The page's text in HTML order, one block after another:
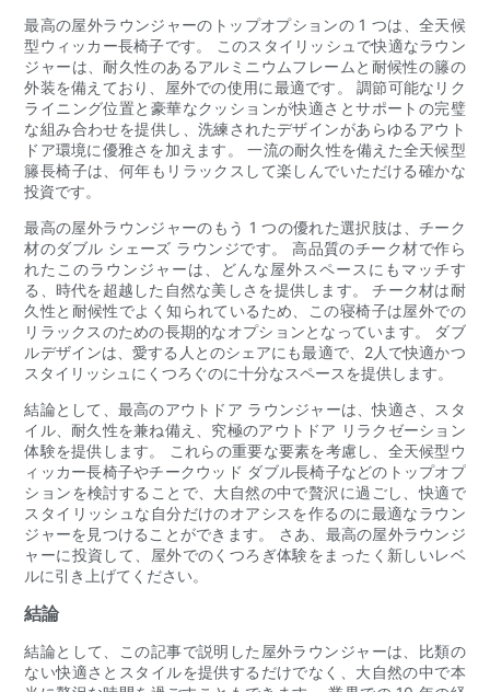
最高の屋外ラウンジャーのトップオプションの 1 つは、全天候
型ウィッカー長椅子です。 このスタイリッシュで快適なラウン
ジャーは、耐久性のあるアルミニウムフレームと耐候性の籐の
外装を備えており、屋外での使用に最適です。 調節可能なリク
ライニング位置と豪華なクッションが快適さとサポートの完璧
な組み合わせを提供し、洗練されたデザインがあらゆるアウト
ドア環境に優雅さを加えます。 一流の耐久性を備えた全天候型
籐長椅子は、何年もリラックスして楽しんでいただける確かな
投資です。
最高の屋外ラウンジャーのもう 1 つの優れた選択肢は、チーク
材のダブル シェーズ ラウンジです。 高品質のチーク材で作ら
れたこのラウンジャーは、どんな屋外スペースにもマッチす
る、時代を超越した自然な美しさを提供します。 チーク材は耐
久性と耐候性でよく知られているため、この寝椅子は屋外での
リラックスのための長期的なオプションとなっています。 ダブ
ルデザインは、愛する人とのシェアにも最適で、2人で快適かつ
スタイリッシュにくつろぐのに十分なスペースを提供します。
結論として、最高のアウトドア ラウンジャーは、快適さ、スタ
イル、耐久性を兼ね備え、究極のアウトドア リラクゼーション
体験を提供します。 これらの重要な要素を考慮し、全天候型ウ
ィッカー長椅子やチークウッド ダブル長椅子などのトップオプ
ションを検討することで、大自然の中で贅沢に過ごし、快適で
スタイリッシュな自分だけのオアシスを作るのに最適なラウン
ジャーを見つけることができます。 さあ、最高の屋外ラウンジ
ャーに投資して、屋外でのくつろぎ体験をまったく新しいレベ
ルに引き上げてください。
結論
結論として、この記事で説明した屋外ラウンジャーは、比類の
ない快適さとスタイルを提供するだけでなく、大自然の中で本